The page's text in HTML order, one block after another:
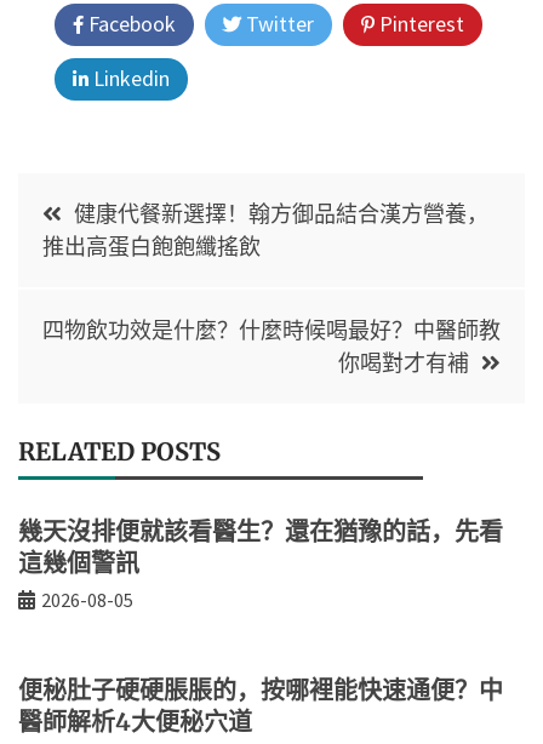
Facebook Twitter
Pinterest
Linkedin
健康代餐新選擇！翰方御品結合漢方營養，
推出高蛋白飽飽纖搖飲
四物飲功效是什麼？什麼時候喝最好？中醫師教
你喝對才有補
RELATED POSTS
幾天沒排便就該看醫生？還在猶豫的話，先看
這幾個警訊
2026-08-05
便秘肚子硬硬脹脹的，按哪裡能快速通便？中
醫師解析4大便秘穴道